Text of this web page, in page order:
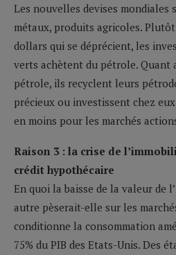
Les nouvelles devises mondiales
métaux, produits agricoles.
dollars qui se déprécient, les
verts achètent du pétrole. Quant
pétrole, ils recyclent leurs
précieux ou investissent chez
en moins pour les marchés
Raison 3 : la crise de
crédit hypothécaire
En quoi la baisse de la valeur de
autre pèserait-elle sur les
conditionne la consommation
75% du PIB des Etats-Unis. Des